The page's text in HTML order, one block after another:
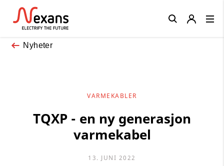
Nyheter
VARMEKABLER
TQXP - en ny generasjon
varmekabel
13. JUNI 2022
Close